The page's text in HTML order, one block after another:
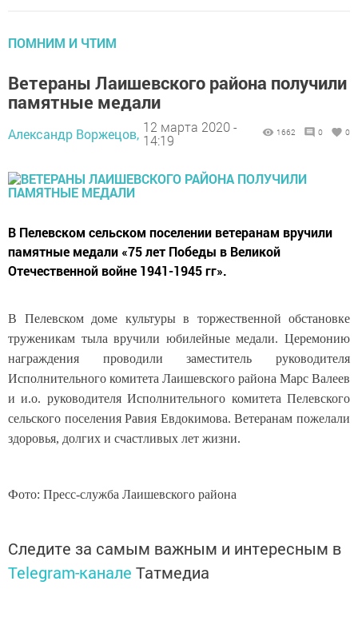
ПОМНИМ И ЧТИМ
Ветераны Лаишевского района получили
памятные медали
Александр Воржецов, 12 марта 2020 -
14:19
1662 0 0
В Пелевском сельском поселении ветеранам вручили
памятные медали «75 лет Победы в Великой
Отечественной войне 1941-1945 гг».
В Пелевском доме культуры в торжественной обстановке
труженикам тыла вручили юбилейные медали. Церемонию
награждения проводили заместитель руководителя
Исполнительного комитета Лаишевского района Марс Валеев
и и.о. руководителя Исполнительного комитета Пелевского
сельского поселения Равия Евдокимова. Ветеранам пожелали
здоровья, долгих и счастливых лет жизни.
Фото: Пресс-служба Лаишевского района
Следите за самым важным и интересным в
Telegram-канале Татмедиа